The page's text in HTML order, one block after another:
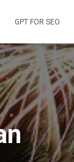
GPT FOR SEO